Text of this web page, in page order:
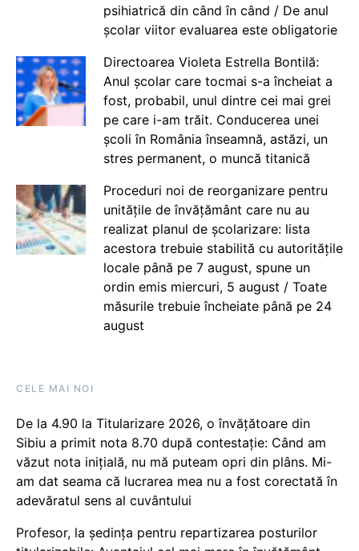
psihiatrică din când în când / De anul
școlar viitor evaluarea este obligatorie
Directoarea Violeta Estrella Bontilă:
Anul școlar care tocmai s-a încheiat a
fost, probabil, unul dintre cei mai grei
pe care i-am trăit. Conducerea unei
școli în România înseamnă, astăzi, un
stres permanent, o muncă titanică
Proceduri noi de reorganizare pentru
unitățile de învățământ care nu au
realizat planul de școlarizare: lista
acestora trebuie stabilită cu autoritățile
locale până pe 7 august, spune un
ordin emis miercuri, 5 august / Toate
măsurile trebuie încheiate până pe 24
august
CELE MAI NOI
De la 4.90 la Titularizare 2026, o învățătoare din
Sibiu a primit nota 8.70 după contestație: Când am
văzut nota inițială, nu mă puteam opri din plâns. Mi-
am dat seama că lucrarea mea nu a fost corectată în
adevăratul sens al cuvântului
Profesor, la ședința pentru repartizarea posturilor